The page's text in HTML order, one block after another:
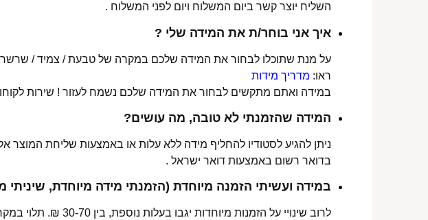
השליח יוצר קשר ביום המשלוח ויום לפני המשלוח .
איך אני בוחר/ת את המידה שלי ?
על מנת שתוכלו לבחור את המידה שלכם במקרה של טבעת / צמיד /
ראו: מדריך מידות
במידה ואתם מתקשים לבחור את המידה שלכם נשמח לעזור ! שירות
המידה שהזמנתי לא טובה, מה עושים?
ניתן להגיע לסטודיו להחליף מידה ללא עלות או באמצעות שליחת המוצר
בדואר רשום באמצעות דואר ישראל .
במידה ועשיתי הזמנה מיוחדת (הזמנתי מידה מיוחדת,
לרוב שינויי על הזמנות מיוחדות יגבו בעלות נוספת, בין 30-70 ₪. תלוי במקרה,